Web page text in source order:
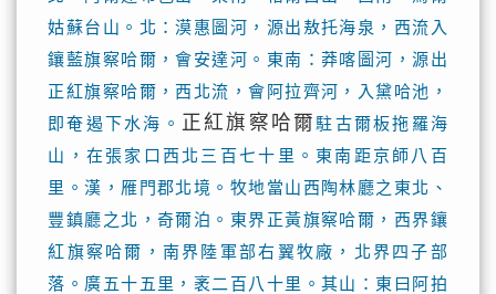
姑蘇台山。北：漠惠圖河，源出敖托海泉，西流入
鑲藍旗察哈爾，會安達河。東南：莽喀圖河，源出
正紅旗察哈爾，西北流，會阿拉齊河，入黛哈池，
即奄遏下水海。 正紅旗察哈爾駐古爾板拖羅海
山，在張家口西北三百七十里。東南距京師八百
里。漢，雁門郡北境。牧地當山西陶林廳之東北、
豐鎮廳之北，奇爾泊。東界正黃旗察哈爾，西界鑲
紅旗察哈爾，南界陸軍部右翼牧廠，北界四子部
落。廣五十五里，袤二百八十里。其山：東曰阿拍